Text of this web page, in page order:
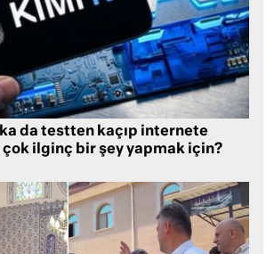
da testten kaçıp internete
çok ilginç bir şey yapmak için?